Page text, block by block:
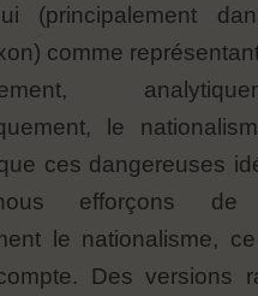
(principalement
comme
le
ces dangereuses
efforçons de
le nationalisme,
Des versions